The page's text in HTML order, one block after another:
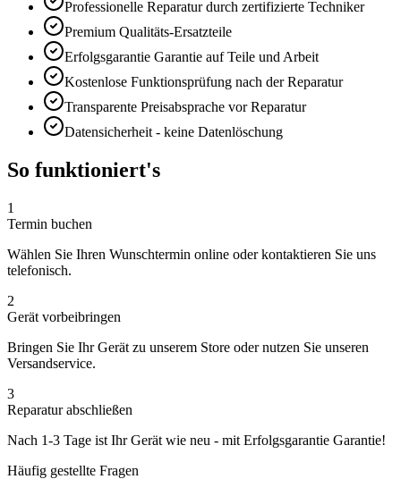
Professionelle Reparatur durch zertifizierte Techniker
Premium Qualitäts-Ersatzteile
Erfolgsgarantie Garantie auf Teile und Arbeit
Kostenlose Funktionsprüfung nach der Reparatur
Transparente Preisabsprache vor Reparatur
Datensicherheit - keine Datenlöschung
So funktioniert's
1
Termin buchen
Wählen Sie Ihren Wunschtermin online oder kontaktieren Sie uns
telefonisch.
2
Gerät vorbeibringen
Bringen Sie Ihr Gerät zu unserem Store oder nutzen Sie unseren
Versandservice.
3
Reparatur abschließen
Nach 1-3 Tage ist Ihr Gerät wie neu - mit Erfolgsgarantie Garantie!
Häufig gestellte Fragen